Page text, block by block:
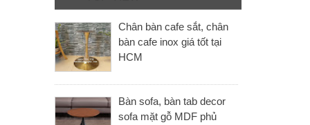
Chân bàn cafe sắt, chân
bàn cafe inox giá tốt tại
HCM
Bàn sofa, bàn tab decor
sofa mặt gỗ MDF phủ